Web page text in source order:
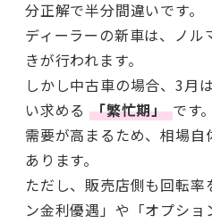
分正解で半分間違いです。
ディーラーの新車は、ノル
きが行われます。
しかし中古車の場合、3月
い求める 「繁忙期」です。
需要が高まるため、相場
あります。
ただし、販売店側も回転
ン金利優遇」や「オプシ